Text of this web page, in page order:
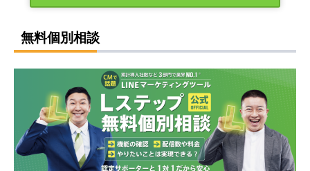
無料個別相談